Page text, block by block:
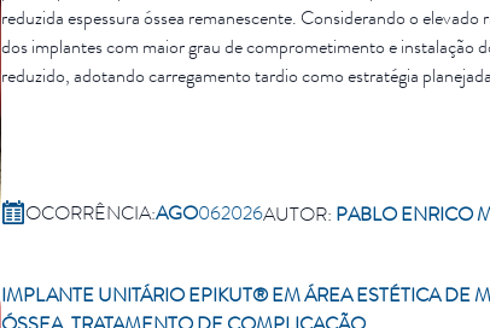
reduzida espessura óssea remanescente. Considerando o
dos implantes com maior grau de comprometimento e instalação
reduzido, adotando carregamento tardio como estratégia
OCORRÊNCIA:AGO062026AUTOR: PABLO ENRICO
IMPLANTE UNITÁRIO EPIKUT® EM ÁREA ESTÉTICA DE